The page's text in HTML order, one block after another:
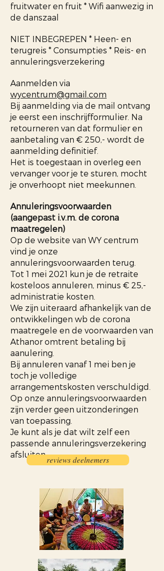
fruitwater en fruit * Wifi aanwezig in
de danszaal
NIET INBEGREPEN * Heen- en
terugreis * Consumpties * Reis- en
annuleringsverzekering
Aanmelden via
wycentrum@gmail.com
Bij aanmelding via de mail ontvang
je eerst een inschrijfformulier. Na
retourneren van dat formulier en
aanbetaling van € 250,- wordt de
aanmelding definitief.
Het is toegestaan in overleg een
vervanger voor je te sturen, mocht
je onverhoopt niet meekunnen.
Annuleringsvoorwaarden
(aangepast i.v.m. de corona
maatregelen)
Op de website van WY centrum
vind je onze
annuleringsvoorwaarden terug.
Tot 1 mei 2021 kun je de retraite
kosteloos annuleren, minus € 25,-
administratie kosten.
We zijn uiteraard afhankelijk van de
ontwikkelingen wb de corona
maatregele en de voorwaarden van
Athanor omtrent betaling bij
aanulering.
Bij annuleren vanaf 1 mei ben je
toch je volledige
arrangementskosten verschuldigd.
Op onze annuleringsvoorwaarden
zijn verder geen uitzonderingen
van toepassing.
Je kunt als je dat wilt zelf een
passende annuleringsverzekering
afsluiten.
reviews deelnemers